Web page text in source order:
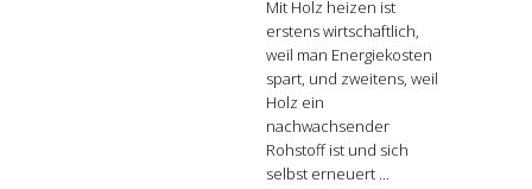
Mit Holz heizen ist
erstens wirtschaftlich,
weil man Energiekosten
spart, und zweitens, weil
Holz ein
nachwachsender
Rohstoff ist und sich
selbst erneuert